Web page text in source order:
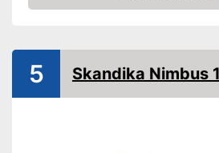
Anzahl Kabinen
3
Material Überzelt
Material Innenzelt
5.000
Amazon
5 Skandika Nimbus